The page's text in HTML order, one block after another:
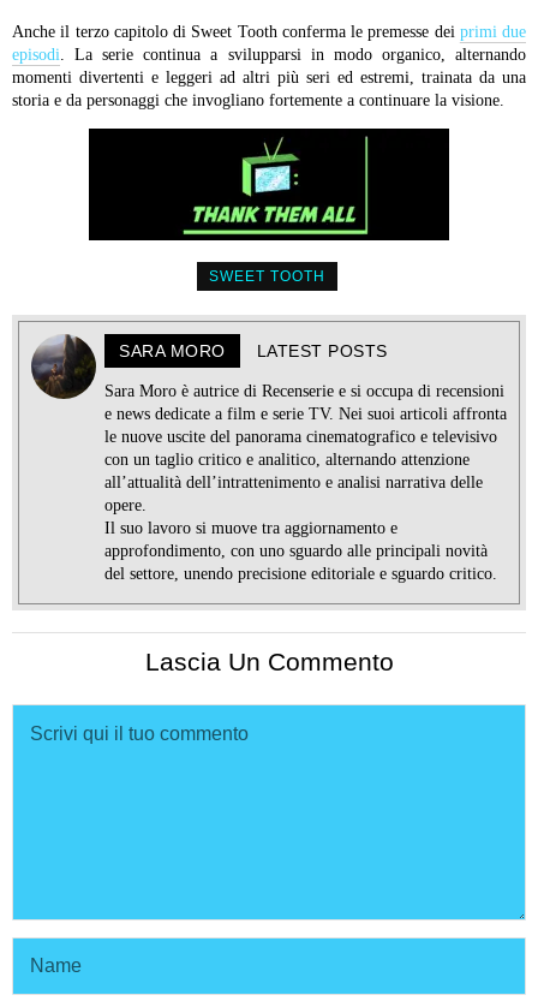
Anche il terzo capitolo di Sweet Tooth conferma le premesse dei primi due
episodi . La serie continua a svilupparsi in modo organico, alternando
momenti divertenti e leggeri ad altri più seri ed estremi, trainata da una
storia e da personaggi che invogliano fortemente a continuare la visione.
SWEET TOOTH
SARA MORO LATEST POSTS
Sara Moro è autrice di Recenserie e si occupa di recensioni
e news dedicate a film e serie TV. Nei suoi articoli affronta
le nuove uscite del panorama cinematografico e televisivo
con un taglio critico e analitico, alternando attenzione
all’attualità dell’intrattenimento e analisi narrativa delle
opere.
Il suo lavoro si muove tra aggiornamento e
approfondimento, con uno sguardo alle principali novità
del settore, unendo precisione editoriale e sguardo critico.
Lascia Un Commento